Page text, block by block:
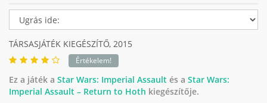
TÁRSASJÁTÉK KIEGÉSZÍTŐ, 2015
Értékelem!
Ez a játék a Star Wars: Imperial Assault és a Star Wars:
Imperial Assault – Return to Hoth kiegészítője.